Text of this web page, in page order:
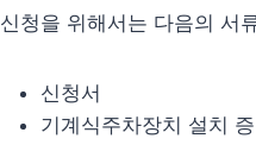
신청을 위해서는 다음의 서
신청서
기계식주차장치 설치